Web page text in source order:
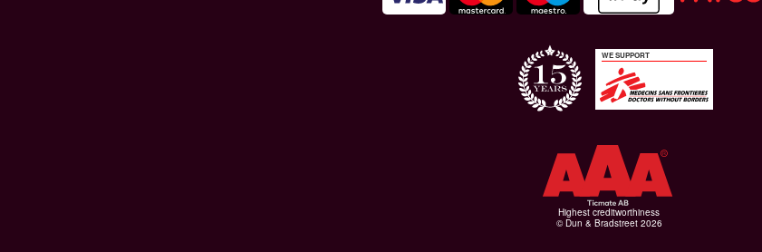
WE SUPPORT
Highest creditworthiness
© Dun & Bradstreet 2026